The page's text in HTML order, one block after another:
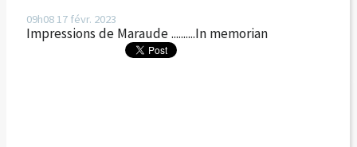
09h0817 févr. 2023
Impressions de Maraude ..........In memorian